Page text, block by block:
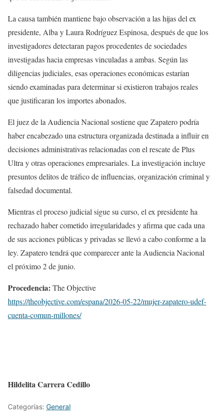
La causa también mantiene bajo observación a las hijas del ex
presidente, Alba y Laura Rodríguez Espinosa, después de que los
investigadores detectaran pagos procedentes de sociedades
investigadas hacia empresas vinculadas a ambas. Según las
diligencias judiciales, esas operaciones económicas estarían
siendo examinadas para determinar si existieron trabajos reales
que justificaran los importes abonados.
El juez de la Audiencia Nacional sostiene que Zapatero podría
haber encabezado una estructura organizada destinada a influir en
decisiones administrativas relacionadas con el rescate de Plus
Ultra y otras operaciones empresariales. La investigación incluye
presuntos delitos de tráfico de influencias, organización criminal y
falsedad documental.
Mientras el proceso judicial sigue su curso, el ex presidente ha
rechazado haber cometido irregularidades y afirma que cada una
de sus acciones públicas y privadas se llevó a cabo conforme a la
ley. Zapatero tendrá que comparecer ante la Audiencia Nacional
el próximo 2 de junio.
Procedencia: The Objective
https://theobjective.com/espana/2026-05-22/mujer-zapatero-udef-
cuenta-comun-millones/
Hildelita Carrera Cedillo
Categorías: General